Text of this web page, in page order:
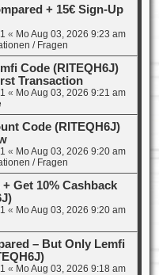
+ 15€ Sign-Up
« Mo Aug 03, 2026 9:23 am
/ Fragen
Code (RITEQH6J)
Transaction
« Mo Aug 03, 2026 9:21 am
Code (RITEQH6J)
« Mo Aug 03, 2026 9:20 am
/ Fragen
Get 10% Cashback
« Mo Aug 03, 2026 9:20 am
– But Only Lemfi
« Mo Aug 03, 2026 9:18 am